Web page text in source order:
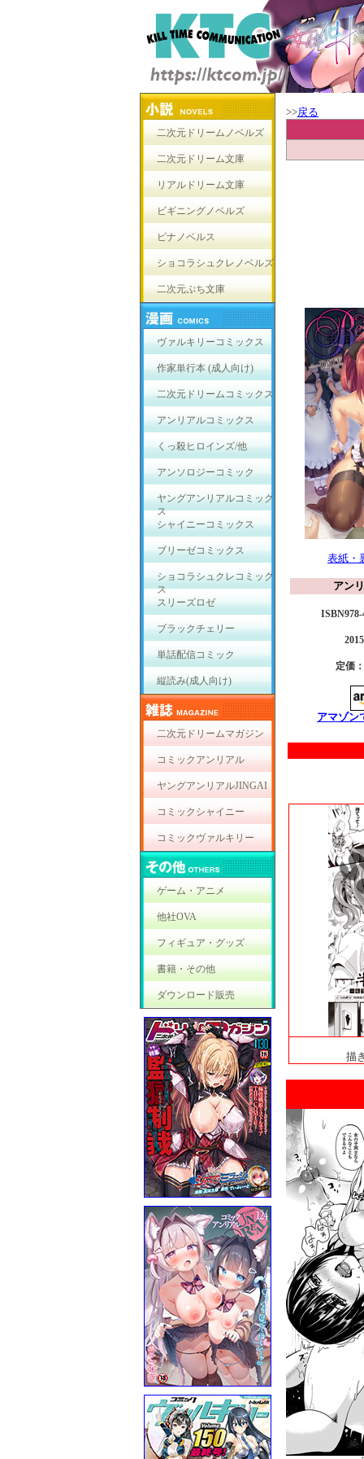
二次元ドリームノベルズ
二次元ドリーム文庫
リアルドリーム文庫
ビギニングノベルズ
ピナノベルス
ショコラシュクレノベルズ
二次元ぷち文庫
ヴァルキリーコミックス
作家単行本 (成人向け)
二次元ドリームコミックス
アンリアルコミックス
くっ殺ヒロインズ/他
アンソロジーコミック
ヤングアンリアルコミック
ス
シャイニーコミックス
ブリーゼコミックス
ショコラシュクレコミック
ス
スリーズロゼ
ブラックチェリー
単話配信コミック
縦読み(成人向け)
二次元ドリームマガジン
コミックアンリアル
ヤングアンリアルJINGAI
コミックシャイニー
コミックヴァルキリー
ゲーム・アニメ
他社OVA
フィギュア・グッズ
書籍・その他
ダウンロード販売
>>戻る
表紙・
アン
ISBN978-
定価
アマゾン
描